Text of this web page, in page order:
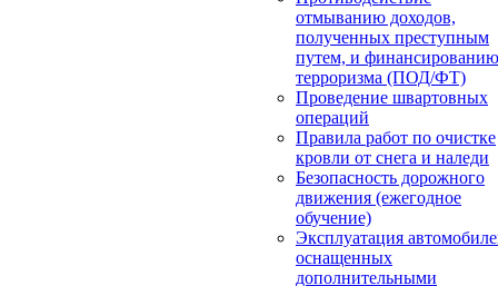
отмыванию доходов,
полученных преступным
путем, и финансированию
терроризма (ПОД/ФТ)
Проведение швартовных
операций
Правила работ по очистке
кровли от снега и наледи
Безопасность дорожного
движения (ежегодное
обучение)
Эксплуатация
оснащенных
дополнительными